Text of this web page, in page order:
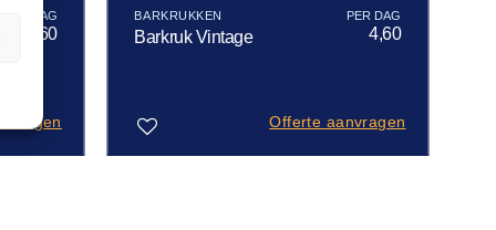
4,60
BARKRUKKEN
Barkruk Vintage 4,60
Offerte aanvragen